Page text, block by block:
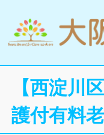
【西淀川
護付有料